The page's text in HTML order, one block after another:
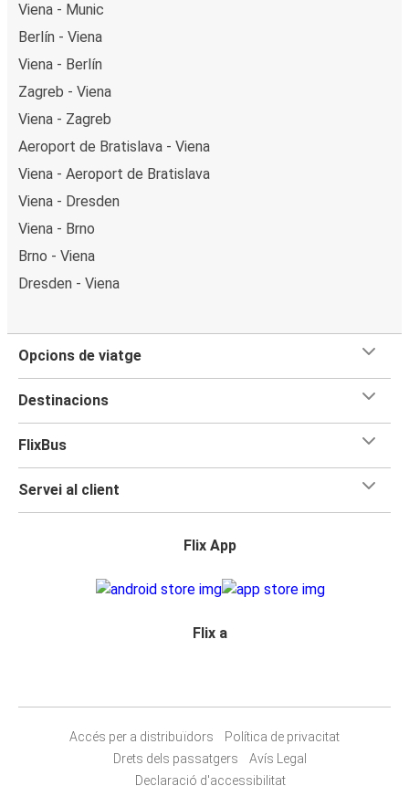
Viena - Munic
Berlín - Viena
Viena - Berlín
Zagreb - Viena
Viena - Zagreb
Aeroport de Bratislava - Viena
Viena - Aeroport de Bratislava
Viena - Dresden
Viena - Brno
Brno - Viena
Dresden - Viena
Opcions de viatge
Destinacions
FlixBus
Servei al client
Flix App
Flix a
Accés per a distribuïdors
Política de privacitat
Drets dels passatgers
Avís Legal
Declaració d'accessibilitat